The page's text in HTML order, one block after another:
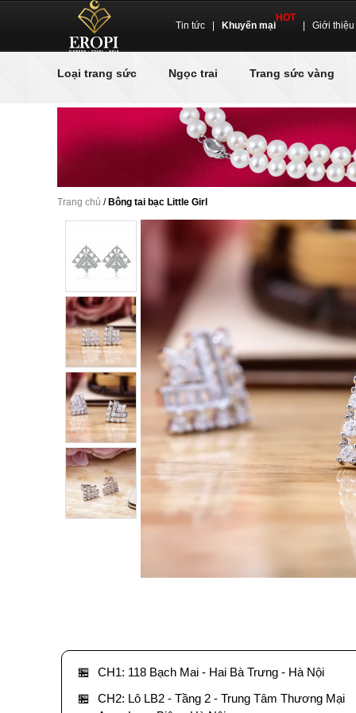
Tin tức Khuyến mại
HOT
Giới thiệu
Loại trang sức Ngọc trai Trang sức vàng
Trang chủ / Bông tai bạc Little Girl
🏪
CH1: 118 Bạch Mai - Hai Bà Trưng - Hà Nội
🏪
CH2: Lô LB2 - Tầng 2 - Trung Tâm Thương Mại